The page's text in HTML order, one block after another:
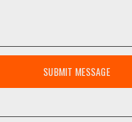
SUBMIT MESSAGE